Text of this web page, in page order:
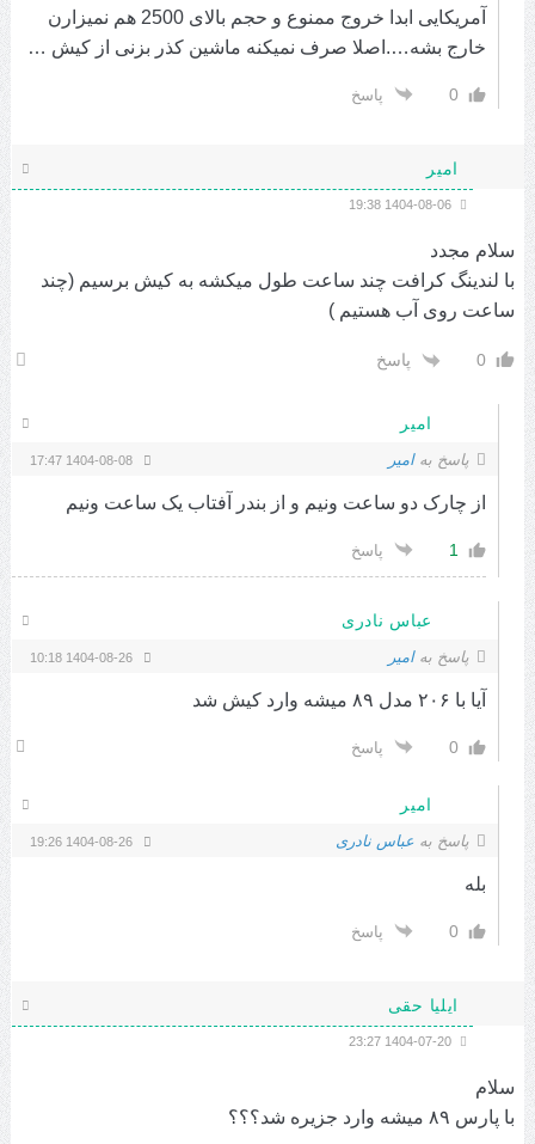
آمریکایی ابدا خروج ممنوع و حجم بالای 2500 هم نمیزارن
خارج بشه….اصلا صرف نمیکنه ماشین کذر بزنی از کیش …
0 پاسخ
امیر
سلام مجدد
با لندینگ کرافت چند ساعت طول میکشه به کیش برسیم (چند
ساعت روی آب هستیم )
0 پاسخ
امیر
پاسخ بهامیر 1404-08-08 17:47
از چارک دو ساعت ونیم و از بندر آفتاب یک ساعت ونیم
1 پاسخ
عباس نادری
پاسخ بهامیر 1404-08-26 10:18
آیا با ۲۰۶ مدل ۸۹ میشه وارد کیش شد
0 پاسخ
امیر
پاسخ به عباس نادری 1404-08-26 19:26
بله
0 پاسخ
ایلیا حقی
سلام
با پارس ۸۹ میشه وارد جزیره شد؟؟؟